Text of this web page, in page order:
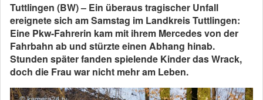
Tuttlingen (BW) – Ein überaus tragischer Unfall
ereignete sich am Samstag im Landkreis Tuttlingen:
Eine Pkw-Fahrerin kam mit ihrem Mercedes von der
Fahrbahn ab und stürzte einen Abhang hinab.
Stunden später fanden spielende Kinder das Wrack,
doch die Frau war nicht mehr am Leben.